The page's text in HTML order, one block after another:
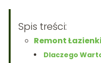
Spis treści:
Remont
Dlaczego